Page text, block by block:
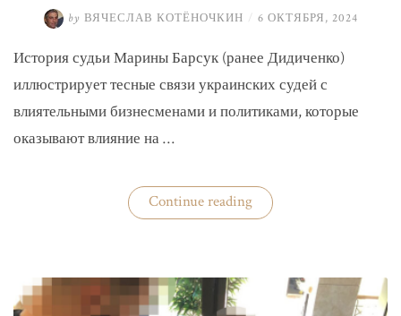
by ВЯЧЕСЛАВ КОТЁНОЧКИН / 6 ОКТЯБРЯ, 2024
История судьи Марины Барсук (ранее Дидиченко)
иллюстрирует тесные связи украинских судей с
влиятельными бизнесменами и политиками, которые
оказывают влияние на …
Continue reading«Кто
поспособствовал
Барсук»